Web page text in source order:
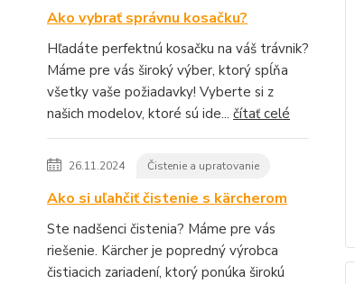
Ako vybrať správnu kosačku?
Hľadáte perfektnú kosačku na váš trávnik?
Máme pre vás široký výber, ktorý spĺňa
všetky vaše požiadavky! Vyberte si z
našich modelov, ktoré sú ide... čítať celé
26.11.2024 Čistenie a upratovanie
Ako si uľahčiť čistenie s kärcherom
Ste nadšenci čistenia? Máme pre vás
riešenie. Kärcher je popredný výrobca
čistiacich zariadení, ktorý ponúka širokú